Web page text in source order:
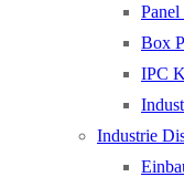
Panel
Box
IPC
Industrie